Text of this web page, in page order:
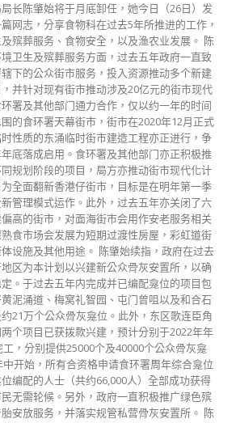
长陈肇始将于月底卸任，她今日（26日）发
网志，分享食物科在过去5年所推进的工作，
殡葬服务、食物安全，以及渔农业发展。 陈
卫生及殡葬服务方面，过去五年政府一直致
下的公众街市服务，投入资源推动多个新建
并针对现有街市推动涉及20亿元的街市现代
署及其他部门通力合作，仅以约一年的时间
的食环署天幕街市，街市在2020年12月正式
性质的东涌临时街市建造工程亦正进行，争
底落成启用。食环署及其他部门亦正积极推
规划阶段的项目，局方亦推动街市现代化计
全面翻新香港仔街市，目标是在明年第一季
管理模式运作。此外，过去五年亦关闭了六
高的街市，对面海街市会用作安老服务相关
食市场会发展为短期过渡性房屋，彩虹道街
设施及其他用途。 陈肇始续指，政府在过去
区为本计划以兴建新公众骨灰安置所，以确
。于过去五年内完成并已编配龛位的项目包
泥涌道、梅窝礼智园、屯门曾咀以及和合石
21万个公众骨灰龛位。此外，东区歌连臣角
个项目已获拨款兴建，预计分别于2022年年
工，分别提供25000个及40000个公众骨灰龛
开始，所有合资格申请食环署周年综合龛位
编配的人士（共约66,000人）全部成功获得
无需轮候。另外，政府一直积极推广绿色殡
安放服务，并落实规管私营骨灰安置所。 陈